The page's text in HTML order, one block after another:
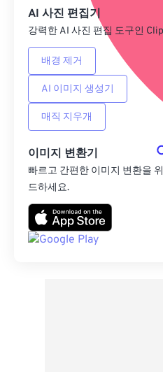
AI 사진 편집기
강력한 AI 사진 편집 도구인
배경 제거
AI 이미지 생성기
매직 지우개
이미지 변환기
빠르고 간편한 이미지 변환을
드하세요.